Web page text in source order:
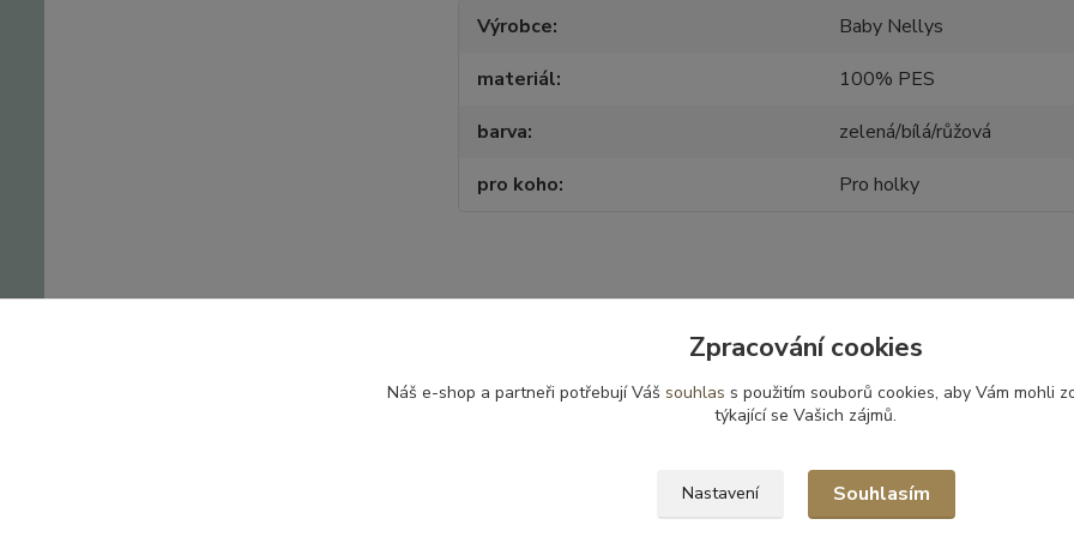
Výrobce
Baby Nellys
materiál
100% PES
barva
zelená/bílá/růžová
pro koho
Pro holky
Zboží zařazeno v kategoriích
Kočárky, autosedačky -
Fusaky
Zpracování cookies
Náš e-shop a partneři potřebují Váš souhlas s použitím souborů cookies, aby Vám mohli
týkající se Vašich zájmů.
Nastavení Souhlasím